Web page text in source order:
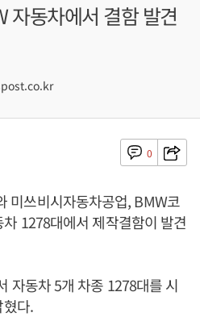
자동차에서 결함 발견
0
미쓰비시자동차공업, BMW코
1278대에서 제작결함이 발견
자동차 5개 차종 1278대를 시
다.